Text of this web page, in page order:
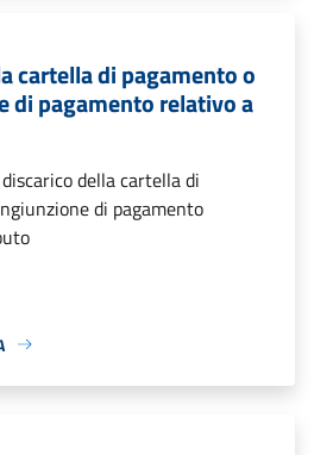
cartella di pagamento o
di pagamento relativo a
della cartella di
di pagamento